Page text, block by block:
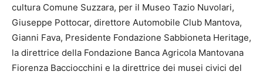
cultura Comune Suzzara, per il Museo Tazio Nuvolari,
Giuseppe Pottocar, direttore Automobile Club Mantova,
Gianni Fava, Presidente Fondazione Sabbioneta Heritage,
la direttrice della Fondazione Banca Agricola Mantovana
Fiorenza Bacciocchini e la direttrice dei musei civici del